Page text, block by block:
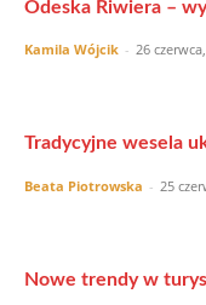
Odeska Riwiera –
Kamila Wójcik - 26
Tradycyjne wesela
Beata Piotrowska - 25
Nowe trendy w